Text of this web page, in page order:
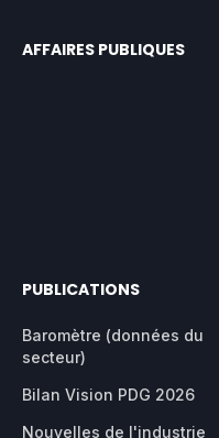
AFFAIRES PUBLIQUES
PUBLICATIONS
Baromètre (données du
secteur)
Bilan Vision PDG 2026
Nouvelles de l'industrie